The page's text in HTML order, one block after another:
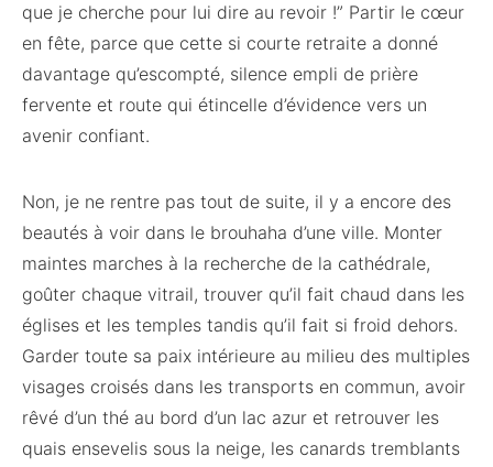
que je cherche pour lui dire au revoir !” Partir le cœur
en fête, parce que cette si courte retraite a donné
davantage qu’escompté, silence empli de prière
fervente et route qui étincelle d’évidence vers un
avenir confiant.
Non, je ne rentre pas tout de suite, il y a encore des
beautés à voir dans le brouhaha d’une ville. Monter
maintes marches à la recherche de la cathédrale,
goûter chaque vitrail, trouver qu’il fait chaud dans les
églises et les temples tandis qu’il fait si froid dehors.
Garder toute sa paix intérieure au milieu des multiples
visages croisés dans les transports en commun, avoir
rêvé d’un thé au bord d’un lac azur et retrouver les
quais ensevelis sous la neige, les canards tremblants